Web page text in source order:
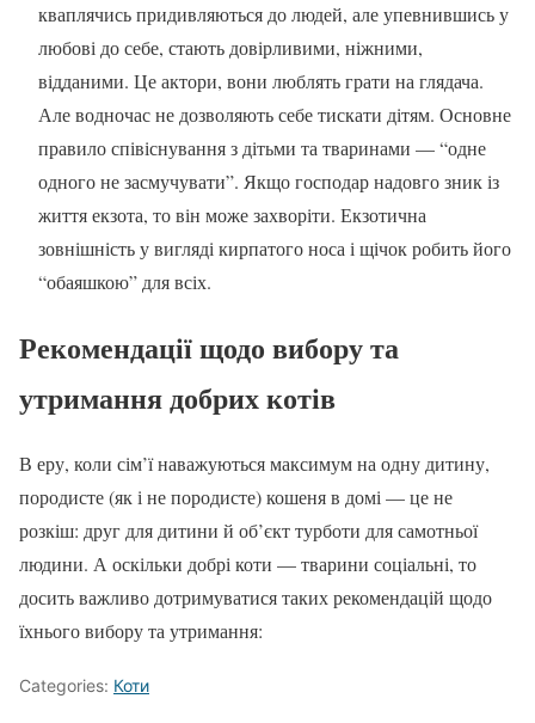
кваплячись придивляються до людей, але упевнившись у
любові до себе, стають довірливими, ніжними,
відданими. Це актори, вони люблять грати на глядача.
Але водночас не дозволяють себе тискати дітям. Основне
правило співіснування з дітьми та тваринами — “одне
одного не засмучувати”. Якщо господар надовго зник із
життя екзота, то він може захворіти. Екзотична
зовнішність у вигляді кирпатого носа і щічок робить його
“обаяшкою” для всіх.
Рекомендації щодо вибору та
утримання добрих котів
В еру, коли сім’ї наважуються максимум на одну дитину,
породисте (як і не породисте) кошеня в домі — це не
розкіш: друг для дитини й об’єкт турботи для самотньої
людини. А оскільки добрі коти — тварини соціальні, то
досить важливо дотримуватися таких рекомендацій щодо
їхнього вибору та утримання:
Categories: Коти